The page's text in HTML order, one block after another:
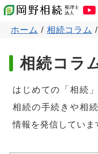
ホーム / 相続コラム /
相続コラ
はじめての「相続
相続の手続きや相
情報を発信していま